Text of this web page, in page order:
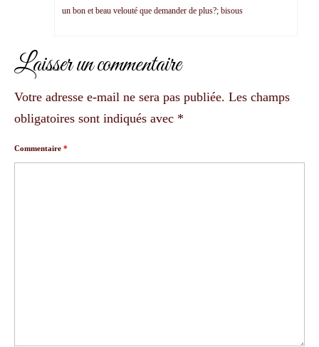
un bon et beau velouté que demander de plus?; bisous
Laisser un commentaire
Votre adresse e-mail ne sera pas publiée. Les champs
obligatoires sont indiqués avec *
Commentaire *